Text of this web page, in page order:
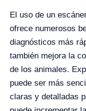
El uso de un
ofrece numerosos
diagnósticos más
también mejora la
de los animales.
puede ser más
claras y detalladas